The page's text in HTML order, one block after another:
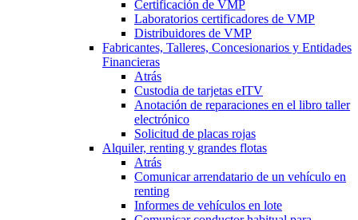
Certificación de VMP
Laboratorios certificadores de VMP
Distribuidores de VMP
Fabricantes, Talleres, Concesionarios y Entidades
Financieras
Atrás
Custodia de tarjetas eITV
Anotación de reparaciones en el libro taller
electrónico
Solicitud de placas rojas
Alquiler, renting y grandes flotas
Atrás
Comunicar arrendatario de un vehículo en
renting
Informes de vehículos en lote